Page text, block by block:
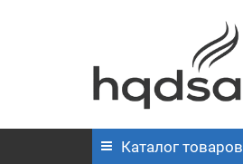
Каталог товаров